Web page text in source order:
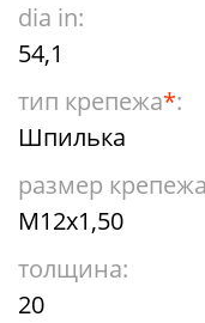
dia in:
54,1
тип крепежа*:
Шпилька
размер
М12х1,50
толщина:
20